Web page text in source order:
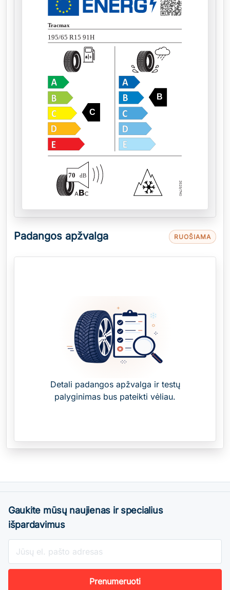
Tracmax
195/65 R15 91H
C
B
70 dB
Padangos apžvalga RUOŠIAMA
Detali padangos apžvalga ir testų
palyginimas bus pateikti vėliau.
Gaukite mūsų naujienas ir specialius
išpardavimus